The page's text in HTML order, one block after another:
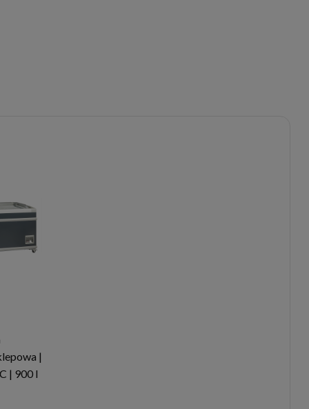
|
| 900 l